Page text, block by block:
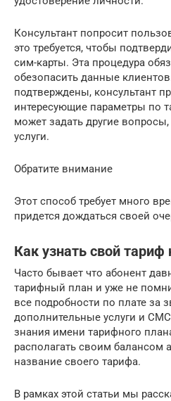
Консультант попросит
это требуется, чтобы
сим-карты. Эта процедура
обезопасить данные
подтверждены, консультант
интересующие параметры по
может задать другие
услуги.
Обратите внимание
Этот способ требует много
придется дождаться своей
Как узнать свой тариф
Часто бывает что абонент
тарифный план и уже не
все подробности по плате за
дополнительные услуги и
знания имени тарифного
располагать своим балансом
название своего тарифа.
В рамках этой статьи мы